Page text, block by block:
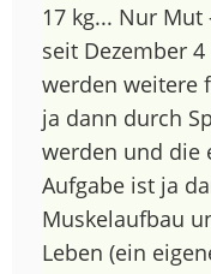
17 kg... Nur
seit Dezember
werden weitere
ja dann durch
werden und die
Aufgabe ist ja
Muskelaufbau
Leben (ein